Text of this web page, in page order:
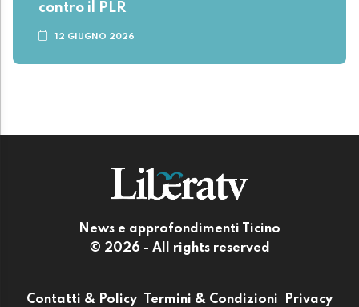
contro il PLR
12 GIUGNO 2026
News e approfondimenti Ticino
© 2026 - All rights reserved
Contatti & Policy Termini & Condizioni Privacy